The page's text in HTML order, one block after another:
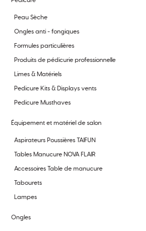
Peau Sèche
Ongles anti - fongiques
Formules particulières
Produits de pédicurie professionnelle
Limes & Matériels
Pedicure Kits & Displays vents
Pedicure Musthaves
Équipement et matériel de salon
Aspirateurs Poussières TAIFUN
Tables Manucure NOVA FLAIR
Accessoires Table de manucure
Tabourets
Lampes
Ongles